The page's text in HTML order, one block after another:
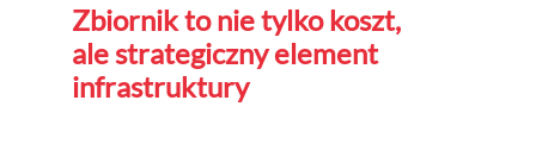
Zbiornik to nie tylko koszt,
ale strategiczny element
infrastruktury